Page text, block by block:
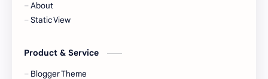
About
Static View
Product & Service
Blogger Theme